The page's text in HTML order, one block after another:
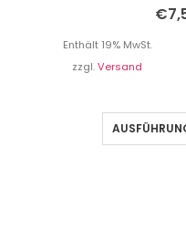
€
Enthält 19% MwSt.
zzgl.Versand